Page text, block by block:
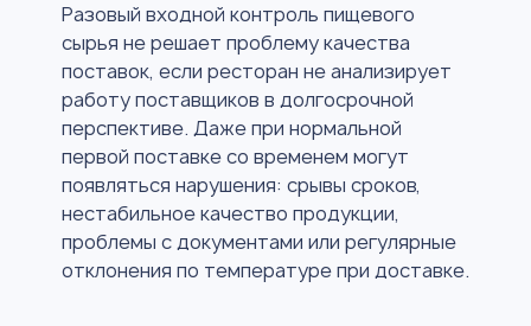
Разовый входной контроль пищевого
сырья не решает проблему качества
поставок, если ресторан не анализирует
работу поставщиков в долгосрочной
перспективе. Даже при нормальной
первой поставке со временем могут
появляться нарушения: срывы сроков,
нестабильное качество продукции,
проблемы с документами или регулярные
отклонения по температуре при доставке.